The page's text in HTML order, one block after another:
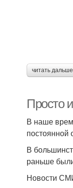
читать
Просто
В наше
постоянной
В
раньше
Новости